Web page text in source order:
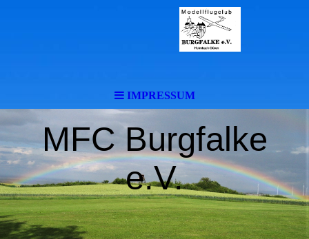
IMPRESSUM
MFC Burgfalke
e.V.